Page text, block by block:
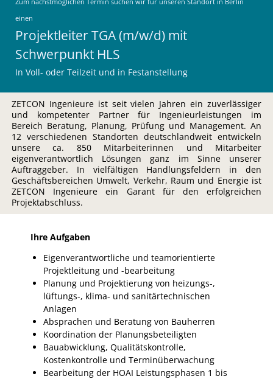
einen
Projektleiter TGA (m/w/d) mit
Schwerpunkt HLS
In Voll- oder Teilzeit und in Festanstellung
ZETCON Ingenieure ist seit vielen Jahren ein zuverlässiger
und kompetenter Partner für Ingenieurleistungen im
Bereich Beratung, Planung, Prüfung und Management. An
12 verschiedenen Standorten deutschlandweit entwickeln
unsere ca. 850 Mitarbeiterinnen und Mitarbeiter
eigenverantwortlich Lösungen ganz im Sinne unserer
Auftraggeber. In vielfältigen Handlungsfeldern in den
Geschäftsbereichen Umwelt, Verkehr, Raum und Energie ist
ZETCON Ingenieure ein Garant für den erfolgreichen
Projektabschluss.
Ihre Aufgaben
Eigenverantwortliche und teamorientierte
Projektleitung und -bearbeitung
Planung und Projektierung von heizungs-,
lüftungs-, klima- und sanitärtechnischen
Anlagen
Absprachen und Beratung von Bauherren
Koordination der Planungsbeteiligten
Bauabwicklung, Qualitätskontrolle,
Kostenkontrolle und Terminüberwachung
Bearbeitung der HOAI Leistungsphasen 1 bis